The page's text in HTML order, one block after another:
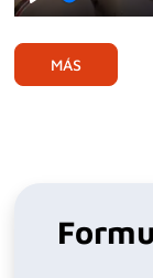
Play
MÁS